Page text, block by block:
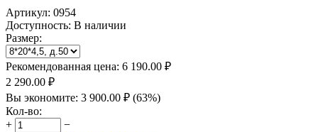
Артикул: 0954
Доступность: В наличии
Размер:
Рекомендованная цена: 6 190.00 ₽
2 290.00 ₽
Вы экономите: 3 900.00 ₽ (63%)
Кол-во:
+
−